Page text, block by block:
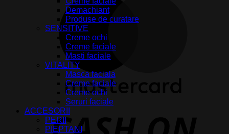
Demachiant
Produse de curatare
SENSITIVE
Creme ochi
Creme faciale
Masti faciale
VITALITY
Masca faciala
Creme faciale
Creme ochi
Seruri faciale
ACCESORII
PERII
PIEPTANI